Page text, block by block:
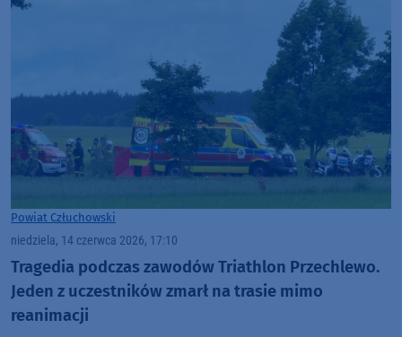
Powiat Człuchowski
niedziela, 14 czerwca 2026, 17:10
Tragedia podczas zawodów Triathlon Przechlewo.
Jeden z uczestników zmarł na trasie mimo
reanimacji